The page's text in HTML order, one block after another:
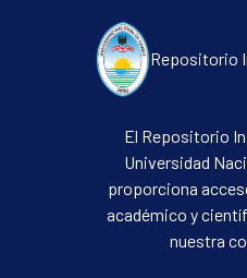
Repositorio
El Repositorio
Universidad
proporciona
académico y
nuestra